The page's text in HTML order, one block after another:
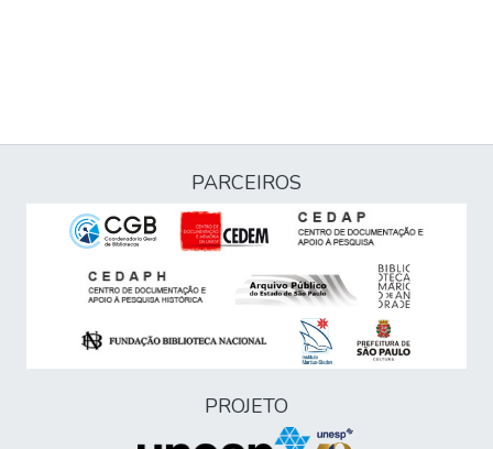
PARCEIROS
PROJETO